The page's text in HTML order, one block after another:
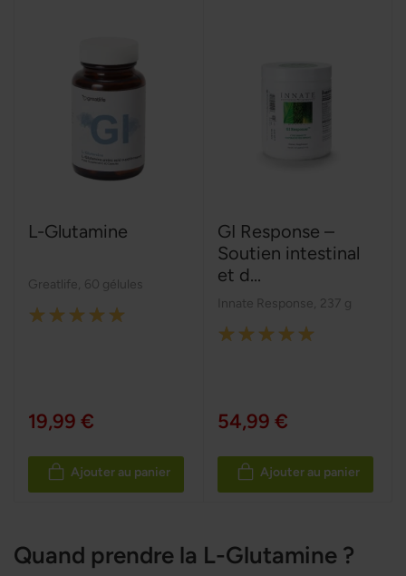
L-Glutamine
Greatlife 60 gélules
Rating:
19,99 €
Ajouter au panier
GI Response –
Soutien intestinal
et d...
Innate Response 237 g
Rating:
54,99 €
Ajouter au panier
Quand prendre la L-Glutamine ?